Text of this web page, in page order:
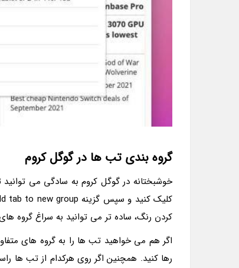
گروه بندی تب ها در گوگل کروم
خوشبختانه در گوگل کروم به سادگی می
کردن رنگ، ساده تر می توانید به سراغ گروه
اگر هم می خواهید تب ها را به گروه های